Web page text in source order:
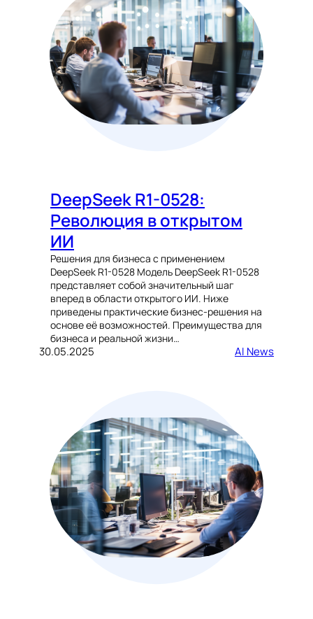
DeepSeek R1-0528:
Революция в открытом
ИИ
Решения для бизнеса с применением
DeepSeek R1-0528 Модель DeepSeek R1-0528
представляет собой значительный шаг
вперед в области открытого ИИ. Ниже
приведены практические бизнес-решения на
основе её возможностей. Преимущества для
бизнеса и реальной жизни…
30.05.2025 AI News